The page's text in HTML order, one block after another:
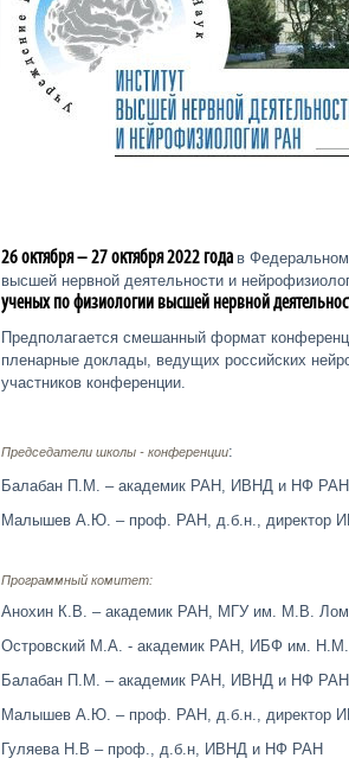
26 октября – 27 октября 2022 года в
высшей нервной деятельности и
ученых по физиологии высшей нервной
Предполагается смешанный формат
пленарные доклады, ведущих российских
участников конференции.
Председатели школы - конференции:
Балабан П.М. – академик РАН, ИВНД и НФ РАН
Малышев А.Ю. – проф. РАН, д.б.н., директор
Программный комитет:
Анохин К.В. – академик РАН, МГУ им. М.В.
Островский М.А. - академик РАН, ИБФ им.
Балабан П.М. – академик РАН, ИВНД и НФ РАН
Малышев А.Ю. – проф. РАН, д.б.н., директор
Гуляева Н.В – проф., д.б.н, ИВНД и НФ РАН